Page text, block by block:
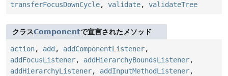
transferFocusDownCycle, validate, validateTree
クラスComponentで宣言されたメソッド
action, add , addComponentListener,
addFocusListener, addHierarchyBoundsListener,
addHierarchyListener, addInputMethodListener,